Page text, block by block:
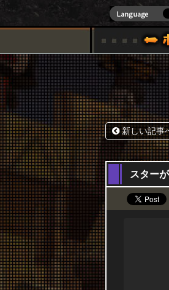
)公式サイト [ XBOX 360,XBOX ONE VER.]
ゲームガイド
スペシャル｜HAPPY WARS(ハ
新しい記事
03,04,2025
スター